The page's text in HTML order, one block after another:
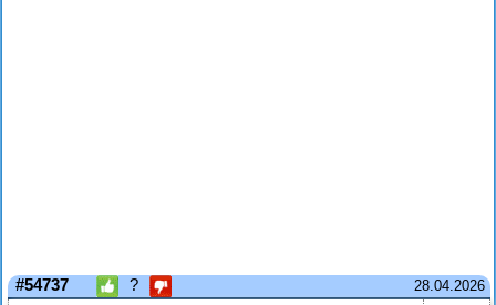
28.04.2026
#54737 ?